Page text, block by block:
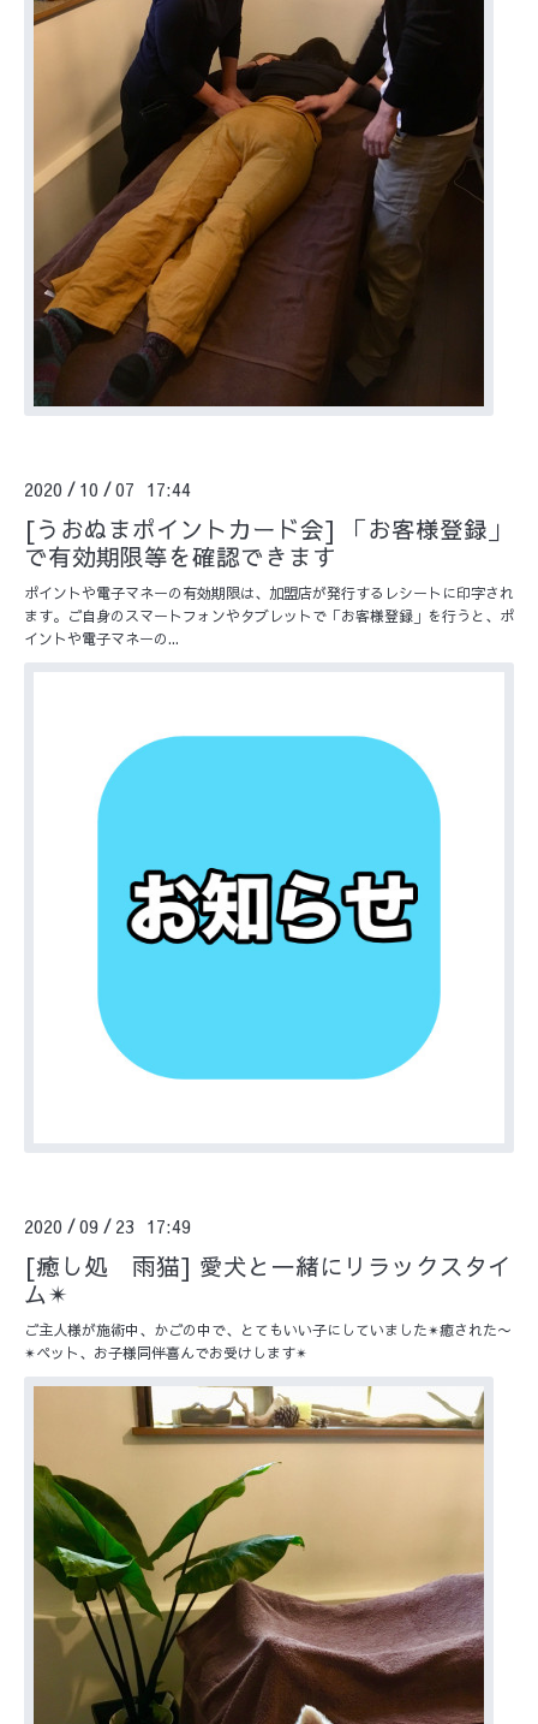
2020 / 10 /07 17:44
[うおぬまポイントカード会] 「お客様登録」
で有効期限等を確認できます
ポイントや電子マネーの有効期限は、加盟店が発行するレシートに印字され
ます。ご自身のスマートフォンやタブレットで「お客様登録」を行うと、ポ
イントや電子マネーの...
2020 /09 / 23 17:49
[癒し処 雨猫] 愛犬と一緒にリラックスタイ
ム✴︎
ご主人様が施術中、かごの中で、とてもいい子にしていました✴︎癒された〜
✴︎ペット、お子様同伴喜んでお受けします✴︎